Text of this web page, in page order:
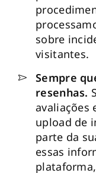
sobre
visitantes.
Sempre
resenhas.
avaliações
upload de
parte da
essas